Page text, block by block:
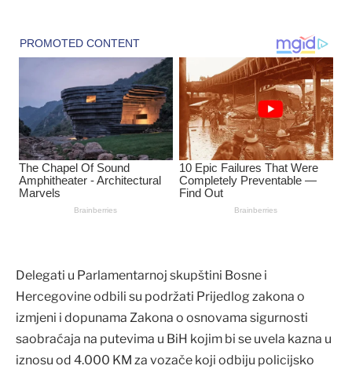
Delegati u Parlamentarnoj skupštini Bosne i
Hercegovine odbili su podržati Prijedlog zakona o
izmjeni i dopunama Zakona o osnovama sigurnosti
saobraćaja na putevima u BiH kojim bi se uvela kazna u
iznosu od 4.000 KM za vozače koji odbiju policijsko